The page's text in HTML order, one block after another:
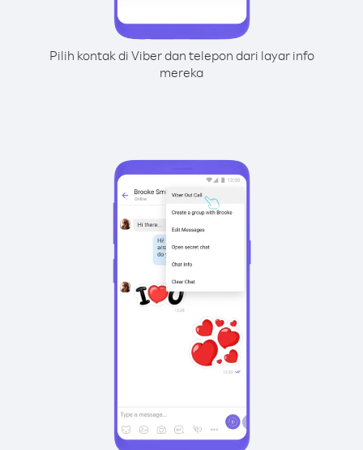
Pilih kontak di Viber dan telepon dari layar info
mereka